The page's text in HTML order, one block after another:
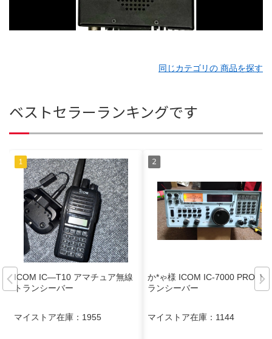
同じカテゴリの 商品を探す
ベストセラーランキングです
ICOM IC―T10 アマチュア無線
トランシーバー
マイストア在庫： 1955
か*ゃ様 ICOM IC-7000 PRO ト
ランシーバー
マイストア在庫： 1144